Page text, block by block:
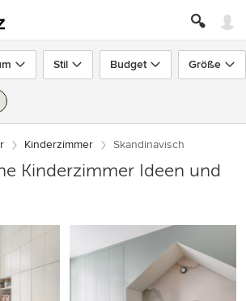
Stil Budget Größe
Kinderzimmer Skandinavisch
Kinderzimmer Ideen und